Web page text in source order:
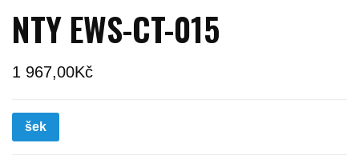
NTY EWS-CT-015
1 967,00Kč
šek